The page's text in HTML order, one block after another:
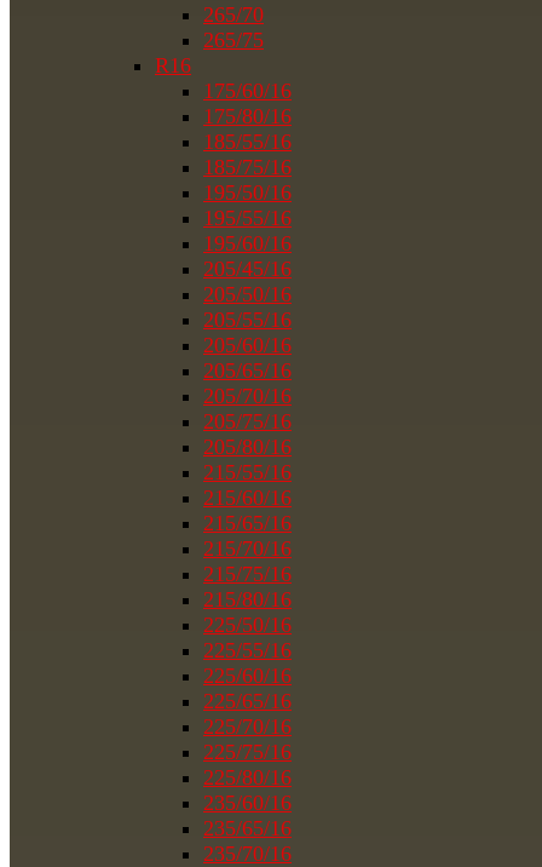
265/70
265/75
R16
175/60/16
175/80/16
185/55/16
185/75/16
195/50/16
195/55/16
195/60/16
205/45/16
205/50/16
205/55/16
205/60/16
205/65/16
205/70/16
205/75/16
205/80/16
215/55/16
215/60/16
215/65/16
215/70/16
215/75/16
215/80/16
225/50/16
225/55/16
225/60/16
225/65/16
225/70/16
225/75/16
225/80/16
235/60/16
235/65/16
235/70/16